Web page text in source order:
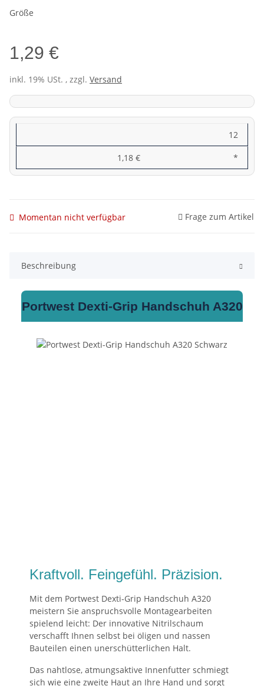
Größe
1,29 €
inkl. 19% USt. , zzgl. Versand
12
1,18 € *
Momentan nicht verfügbar Frage zum Artikel
Beschreibung
Portwest Dexti‑Grip Handschuh A320
Kraftvoll. Feingefühl. Präzision.
Mit dem Portwest Dexti‑Grip Handschuh A320
meistern Sie anspruchsvolle Montagearbeiten
spielend leicht: Der innovative Nitrilschaum
verschafft Ihnen selbst bei öligen und nassen
Bauteilen einen unerschütterlichen Halt.
Das nahtlose, atmungsaktive Innenfutter schmiegt
sich wie eine zweite Haut an Ihre Hand und sorgt